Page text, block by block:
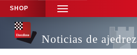
SHOP
TOGGLE
NAVIGATION
Noticias de ajedrez